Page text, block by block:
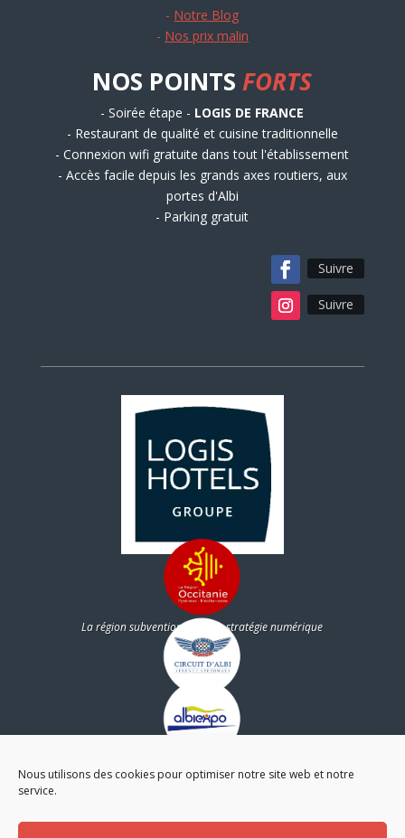
Nous utilisons des cookies pour optimiser notre site web et notre
service.
- Notre Blog
- Nos prix malin
NOS POINTSFORTS
- Soirée étape - LOGIS DE FRANCE
- Restaurant de qualité et cuisine traditionnelle
- Connexion wifi gratuite dans tout l'établissement
- Accès facile depuis les grands axes routiers, aux
portes d'Albi
- Parking gratuit
Suivre
Suivre
La région subventionne notre stratégie numérique